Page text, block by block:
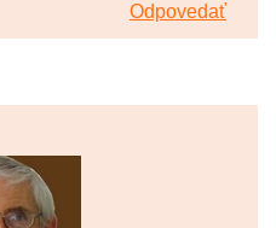
Odpovedať